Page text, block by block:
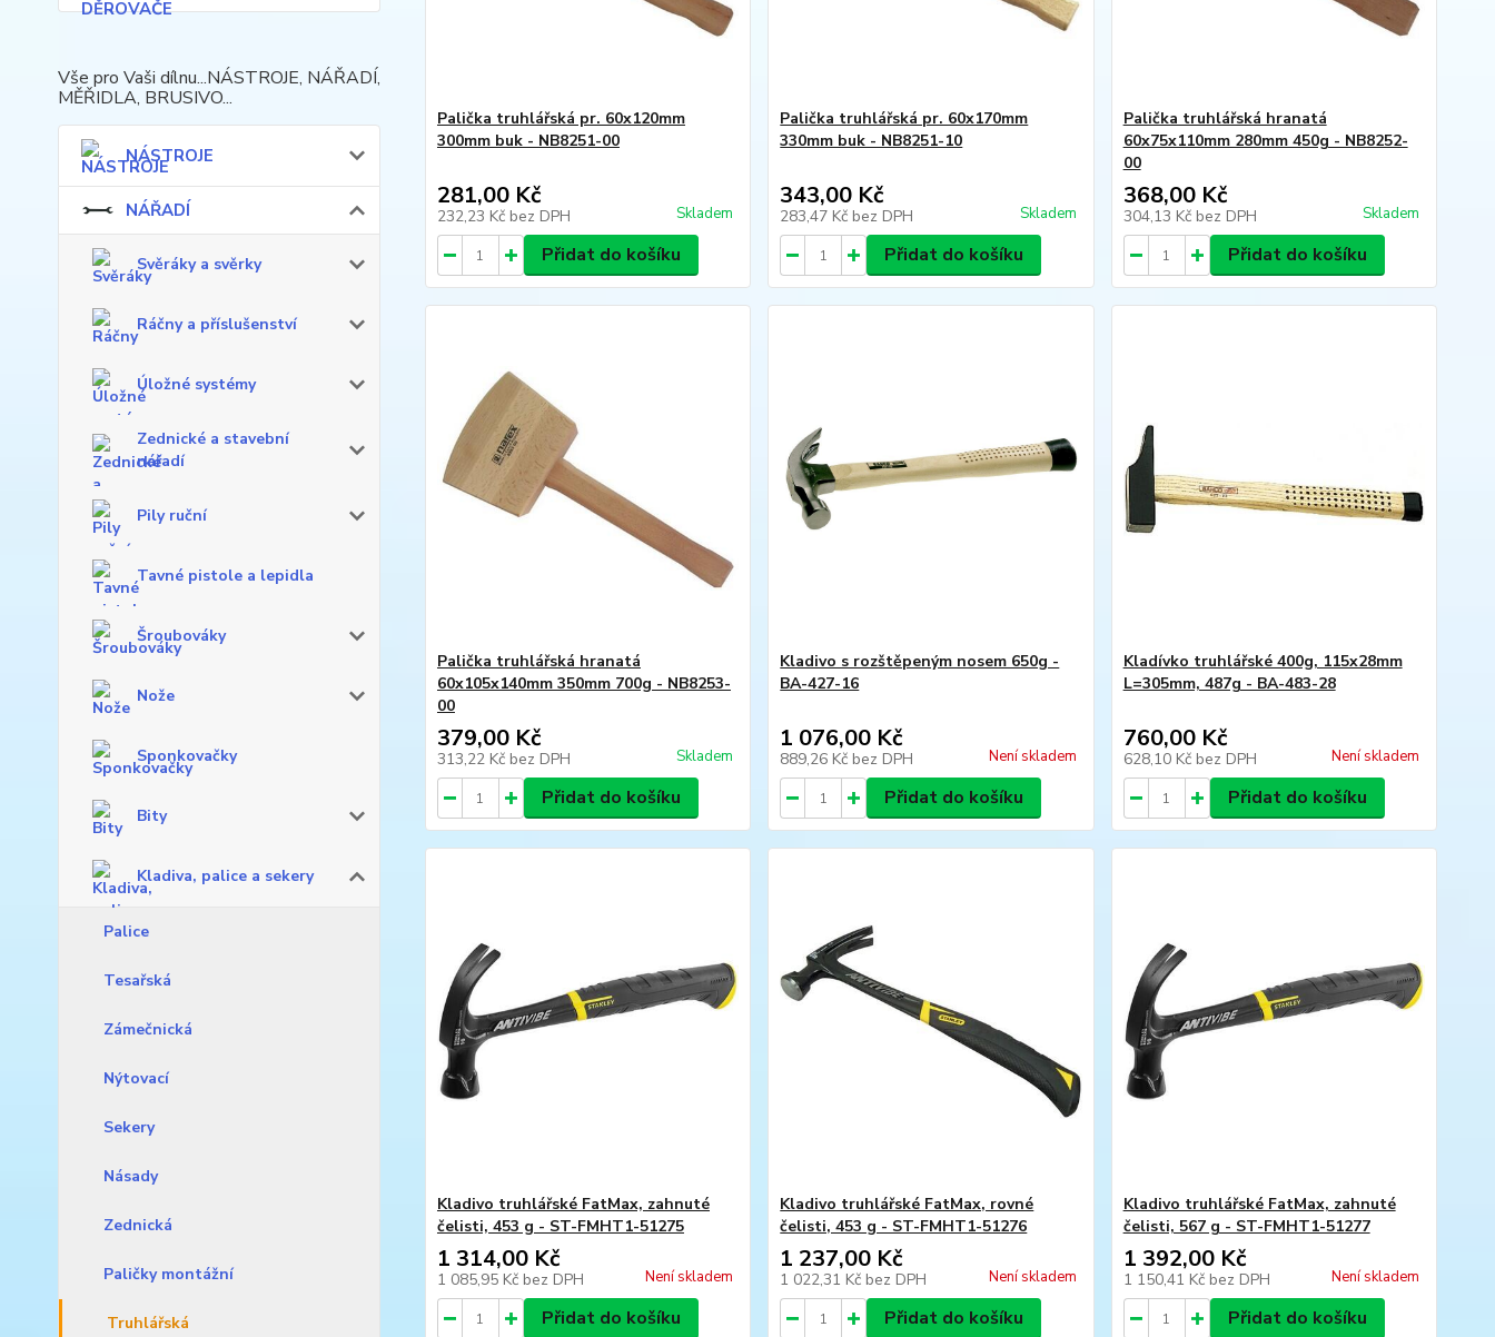
Vše pro Vaši dílnu...NÁSTROJE, NÁŘADÍ,
MĚŘIDLA, BRUSIVO...
NÁSTROJE
NÁŘADÍ
Svěráky a svěrky
Ráčny a příslušenství
Úložné systémy
Zednické a stavební
nářadí
Pily ruční
Tavné pistole a lepidla
Šroubováky
Nože
Sponkovačky
Bity
Kladiva, palice a sekery
Palice
Tesařská
Zámečnická
Nýtovací
Sekery
Násady
Zednická
Paličky montážní
Truhlářská
Palička truhlářská pr. 60x120mm
300mm buk - NB8251-00
281,00 Kč
232,23 Kč bez DPH Skladem
Přidat do košíku
Palička truhlářská pr. 60x170mm
330mm buk - NB8251-10
343,00 Kč
283,47 Kč bez DPH Skladem
Přidat do košíku
Palička truhlářská hranatá
60x75x110mm 280mm 450g - NB8252-
00
368,00 Kč
304,13 Kč bez DPH Skladem
Přidat do košíku
Palička truhlářská hranatá
60x105x140mm 350mm 700g - NB8253-
00
379,00 Kč
313,22 Kč bez DPH Skladem
Přidat do košíku
Kladivo s rozštěpeným nosem 650g -
BA-427-16
1 076,00 Kč
889,26 Kč bez DPH Není skladem
Přidat do košíku
Kladívko truhlářské 400g, 115x28mm
L=305mm, 487g - BA-483-28
760,00 Kč
628,10 Kč bez DPH Není skladem
Přidat do košíku
Kladivo truhlářské FatMax, zahnuté
čelisti, 453 g - ST-FMHT1-51275
1 314,00 Kč
1 085,95 Kč bez DPH Není skladem
Přidat do košíku
Kladivo truhlářské FatMax, rovné
čelisti, 453 g - ST-FMHT1-51276
1 237,00 Kč
1 022,31 Kč bez DPH Není skladem
Přidat do košíku
Kladivo truhlářské FatMax, zahnuté
čelisti, 567 g - ST-FMHT1-51277
1 392,00 Kč
1 150,41 Kč bez DPH Není skladem
Přidat do košíku